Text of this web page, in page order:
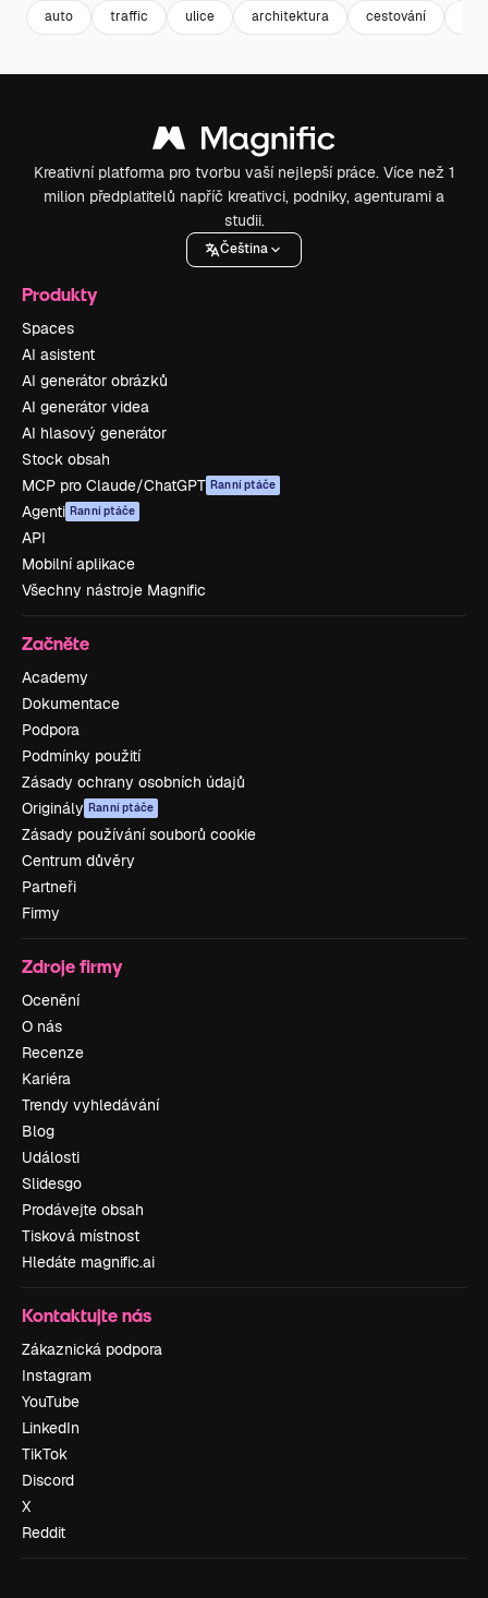
auto traffic ulice architektura cestování
Kreativní platforma pro tvorbu vaší nejlepší práce. Více než 1
milion předplatitelů napříč kreativci, podniky, agenturami a
studii.
Čeština
Produkty
Spaces
AI asistent
AI generátor obrázků
AI generátor videa
AI hlasový generátor
Stock obsah
MCP pro Claude/ChatGPT Ranní ptáče
Agenti Ranní ptáče
API
Mobilní aplikace
Všechny nástroje Magnific
Začněte
Academy
Dokumentace
Podpora
Podmínky použití
Zásady ochrany osobních údajů
Originály Ranní ptáče
Zásady používání souborů cookie
Centrum důvěry
Partneři
Firmy
Zdroje firmy
Ocenění
O nás
Recenze
Kariéra
Trendy vyhledávání
Blog
Události
Slidesgo
Prodávejte obsah
Tisková místnost
Hledáte magnific.ai
Kontaktujte nás
Zákaznická podpora
Instagram
YouTube
LinkedIn
TikTok
Discord
X
Reddit